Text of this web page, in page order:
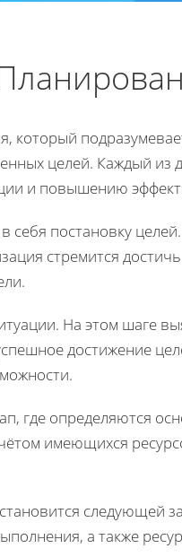
который
целей. Каждый из
и повышению
постановку
стремится
На этом шаге
достижение
где определяются
имеющихся
следующей
а также